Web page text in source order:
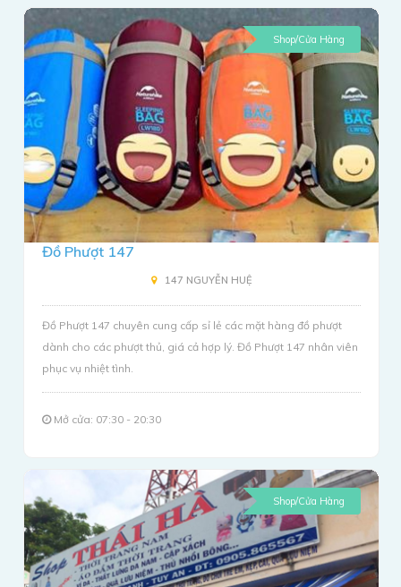
Shop/Cửa Hàng
Đồ Phượt 147
147 NGUYỄN HUỆ
Đồ Phượt 147 chuyên cung cấp sỉ lẻ các mặt hàng đồ phượt
dành cho các phượt thủ, giá cả hợp lý. Đồ Phượt 147 nhân viên
phục vụ nhiệt tình.
Mở cửa: 07:30 - 20:30
Shop/Cửa Hàng